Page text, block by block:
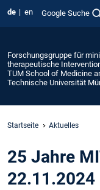
de en Google Suche
Forschungsgruppe für
therapeutische
TUM School of Medicine
Technische Universität
Startseite Aktuelles
25 Jahre
22.11.2024